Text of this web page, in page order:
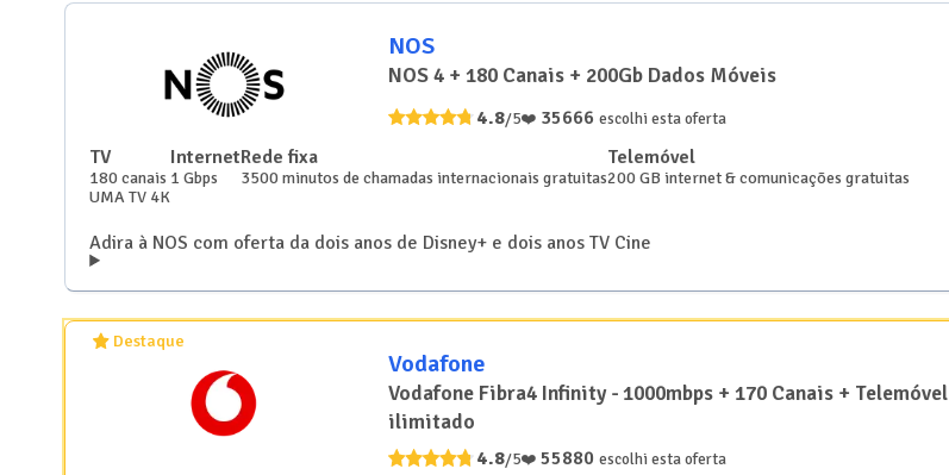
NOS
NOS 4 + 180 Canais + 200Gb Dados Móveis
TV
180 canais
UMA TV 4K
Internet
1 Gbps
Rede fixa
3500 minutos de chamadas internacionais gratuitas
Telemóvel
200 GB internet & comunicações gratuitas
4.8/5❤️ 35666 escolhi esta oferta
Adira à NOS com oferta da dois anos de Disney+ e dois anos TV Cine
Destaque
Vodafone
Vodafone Fibra4 Infinity - 1000mbps + 170 Canais + Telemóvel
ilimitado
4.8/5❤️ 55880 escolhi esta oferta